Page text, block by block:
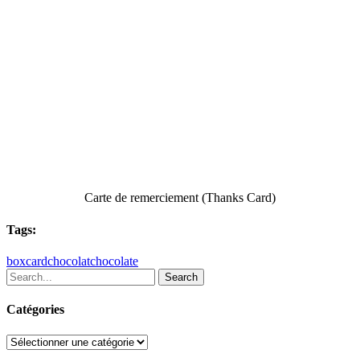
Carte de remerciement (Thanks Card)
Tags:
boxcardchocolatchocolate
Search
Catégories
Catégories